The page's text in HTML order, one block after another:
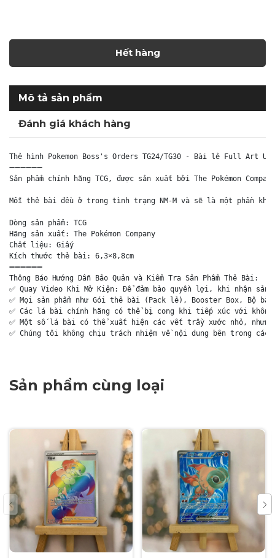
Hết hàng
Mô tả sản phẩm
Đánh giá khách hàng
Thẻ hình Pokemon Boss's Orders TG24/TG30 - Bài lẻ Full Art
➖➖➖➖➖➖
Sản phẩm chính hãng TCG, được sản xuất bởi The Pokémon
Mỗi thẻ bài đều ở trong tình trạng NM-M và sẽ là một phần
Dòng sản phẩm: TCG
Hãng sản xuất: The Pokémon Company
Chất liệu: Giấy
Kích thước thẻ bài: 6,3×8,8cm
➖➖➖➖➖➖
Thông Báo Hướng Dẫn Bảo Quản và Kiểm Tra Sản Phẩm Thẻ Bài:
✅ Quay Video Khi Mở Kiện: Để đảm bảo quyền lợi, khi nhận
✅ Mọi sản phẩm như Gói thẻ bài (Pack lẻ), Booster Box, Bộ
✅ Các lá bài chính hãng có thể bị cong khi tiếp xúc với
✅ Một số lá bài có thể xuất hiện các vết trầy xước nhỏ,
✅ Chúng tôi không chịu trách nhiệm về nội dung bên trong
Sản phẩm cùng loại